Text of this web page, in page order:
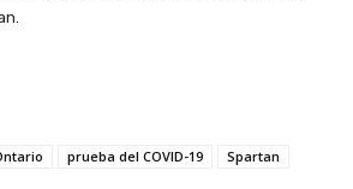
prueba del COVID-19 Spartan